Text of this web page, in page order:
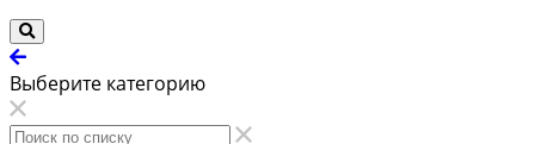
Выберите категорию